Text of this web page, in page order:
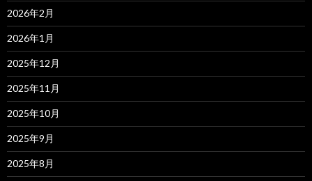
2026年2月
2026年1月
2025年12月
2025年11月
2025年10月
2025年9月
2025年8月